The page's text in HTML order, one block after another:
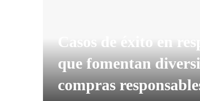
Casos de éxito en
que fomentan
compras